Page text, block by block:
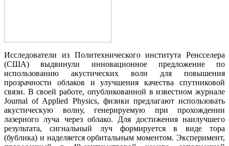
Исследователи из Политехнического института Ренсселера
(США) выдвинули инновационное предложение по
использованию акустических волн для повышения
прозрачности облаков и улучшения качества спутниковой
связи. В своей работе, опубликованной в известном журнале
Journal of Applied Physics, физики предлагают использовать
акустическую волну, генерируемую при прохождении
лазерного луча через облако. Для достижения наилучшего
результата, сигнальный луч формируется в виде тора
(бублика) и наделяется орбитальным моментом. Эксперимент,